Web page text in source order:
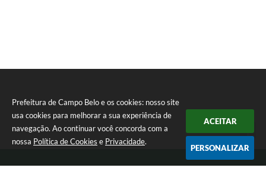
Prefeitura de Campo Belo e os cookies: nosso site
usa cookies para melhorar a sua experiência de
navegação. Ao continuar você concorda com a
nossa Política de Cookies e Privacidade.
ACEITAR
PERSONALIZAR